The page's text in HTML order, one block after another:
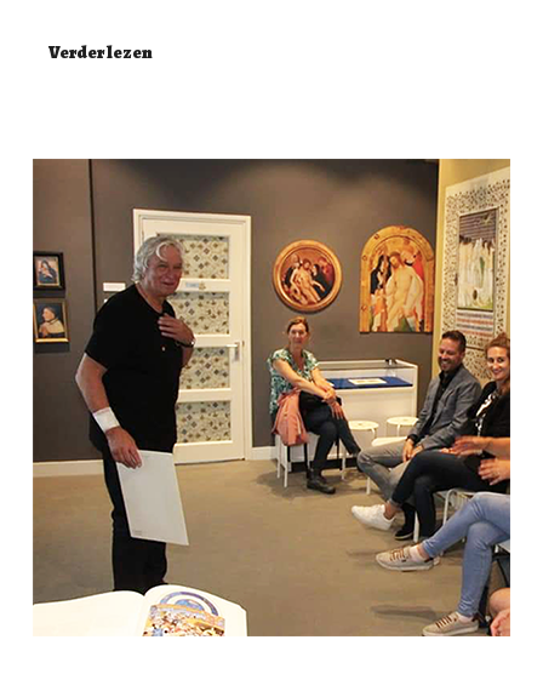
Verder lezen